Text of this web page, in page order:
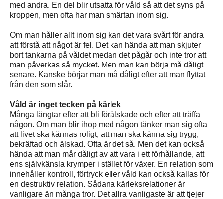
med andra. En del blir utsatta för våld så att det syns på
kroppen, men ofta har man smärtan inom sig.
Om man håller allt inom sig kan det vara svårt för andra
att förstå att något är fel. Det kan hända att man skjuter
bort tankarna på våldet medan det pågår och inte tror att
man påverkas så mycket. Men man kan börja må dåligt
senare. Kanske börjar man må dåligt efter att man flyttat
från den som slår.
Våld är inget tecken på kärlek
Många längtar efter att bli förälskade och efter att träffa
någon. Om man blir ihop med någon tänker man sig ofta
att livet ska kännas roligt, att man ska känna sig trygg,
bekräftad och älskad. Ofta är det så. Men det kan också
hända att man mår dåligt av att vara i ett förhållande, att
ens självkänsla krymper i stället för växer. En relation som
innehåller kontroll, förtryck eller våld kan också kallas för
en destruktiv relation. Sådana kärleksrelationer är
vanligare än många tror. Det allra vanligaste är att tjejer